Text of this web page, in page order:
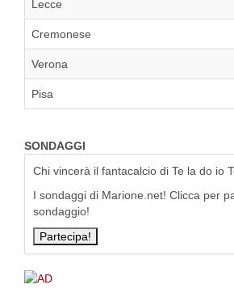
Lecce
Cremonese
Verona
Pisa
SONDAGGI
Chi vincerà il fantacalcio di Te la do io
I sondaggi di Marione.net! Clicca per
sondaggio!